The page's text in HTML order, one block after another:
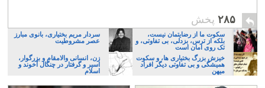
۲۸۵ پخش
سکوت ما از رضایتمان نیست،
بلکه از ترس، بزدلی، بی تفاوتی، و
تک روی امان است
سردار مریم بختیاری، بانوی مبارز
عصر مشروطیت
خیزش بزرگ بختیاری ها، و سکوت
همیشگی و بی تفاوتی دیگر افراد
میهن
زن، انسانی والامقام و بزرگوار،
اسیر و گرفتار در چنگال آخوند و
اسلام